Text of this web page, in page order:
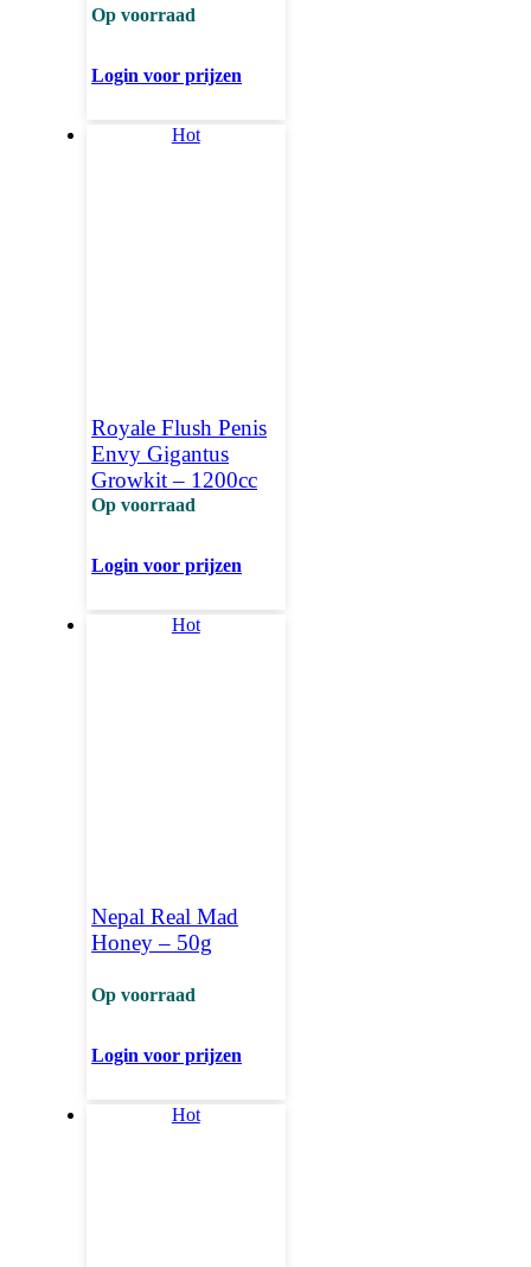
Op voorraad
Login voor prijzen
Hot
Royale Flush Penis
Envy Gigantus
Growkit – 1200cc
Op voorraad
Login voor prijzen
Hot
Nepal Real Mad
Honey – 50g
Op voorraad
Login voor prijzen
Hot